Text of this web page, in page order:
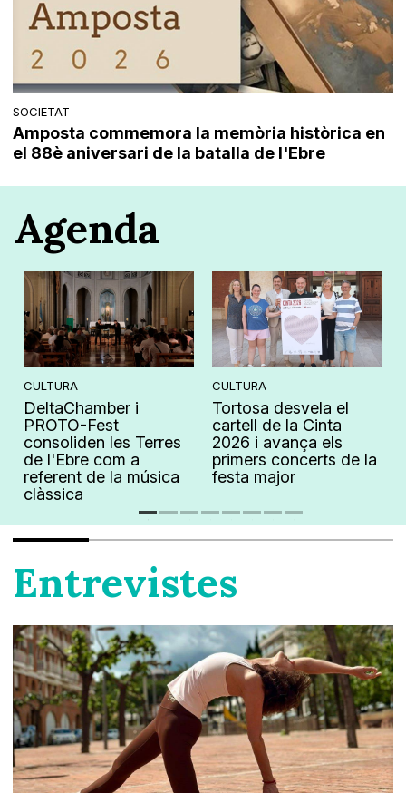
SOCIETAT
Amposta commemora la memòria històrica en
el 88è aniversari de la batalla de l'Ebre
Agenda
CULTURA
DeltaChamber i
PROTO-Fest
consoliden les Terres
de l'Ebre com a
referent de la música
clàssica
CULTURA
Tortosa desvela el
cartell de la Cinta
2026 i avança els
primers concerts de la
festa major
Entrevistes